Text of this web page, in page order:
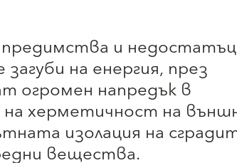
и
на енергия, през
огромен напредък в
херметичност на
изолация на
вещества.